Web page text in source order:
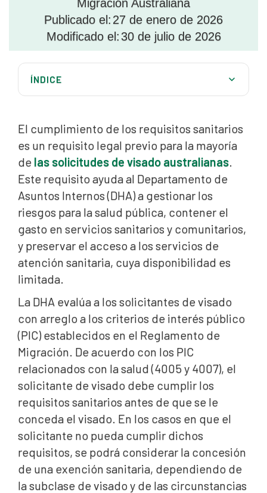
Migración Australiana
Publicado el: 27 de enero de 2026
Modificado el: 30 de julio de 2026
ÍNDICE
¿Qué visados permiten una exención médica (PIC
4007)?
Actualización importante: Umbral de coste
significativo (SCT)
¿Quién puede decidir sobre una exención sanitaria?
¿Cuándo se puede hacer uso de una exención por
motivos de salud?
¿Qué es el «perjuicio al acceso»?
¿Qué significan los términos «indebido» y «mitigar»
Cómo se evalúan las solicitudes de exención
sanitaria
Pruebas que justifican una exención por motivos de
salud
Circunstancias conmovedoras y de peso
Exenciones sanitarias y revisión del tratamiento
antirretroviral
Por qué es importante contar con asesoramiento
profesional en materia de exenciones sanitarias
¿Necesitas ayuda con una exención médica?
El cumplimiento de los requisitos sanitarios
es un requisito legal previo para la mayoría
de las solicitudes de visado australianas.
Este requisito ayuda al Departamento de
Asuntos Internos (DHA) a gestionar los
riesgos para la salud pública, contener el
gasto en servicios sanitarios y comunitarios,
y preservar el acceso a los servicios de
atención sanitaria, cuya disponibilidad es
limitada.
La DHA evalúa a los solicitantes de visado
con arreglo a los criterios de interés público
(PIC) establecidos en el Reglamento de
Migración. De acuerdo con los PIC
relacionados con la salud (4005 y 4007), el
solicitante de visado debe cumplir los
requisitos sanitarios antes de que se le
conceda el visado. En los casos en que el
solicitante no pueda cumplir dichos
requisitos, se podrá considerar la concesión
de una exención sanitaria, dependiendo de
la subclase de visado y de las circunstancias